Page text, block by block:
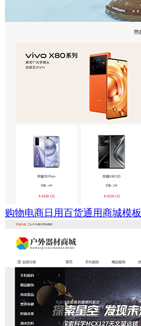
购物电商日用百货通用商城模板